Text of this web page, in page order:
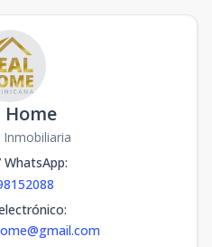
Home
Inmobiliaria
WhatsApp:
: